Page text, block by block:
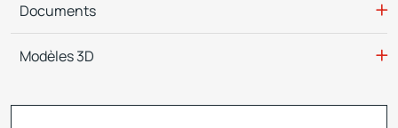
Documents
Modèles 3D